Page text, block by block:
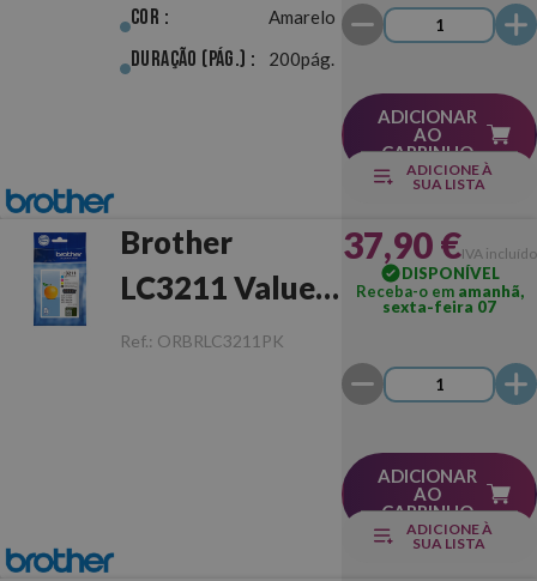
Original
Cor : Amarelo
Duração (pág.) : 200pág.
ADICIONAR
AO
CARRINHO
ADICIONE À
SUA LISTA
Brother
LC3211 Value
Pack Original
Ref.: ORBRLC3211PK
37,90 €IVA incluído
DISPONÍVEL
Receba-o em amanhã,
sexta-feira 07
ADICIONAR
AO
CARRINHO
ADICIONE À
SUA LISTA